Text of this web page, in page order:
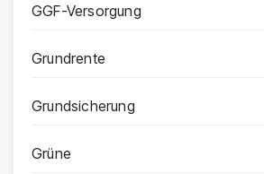
GGF-Versorgung
Grundrente
Grundsicherung
Grüne